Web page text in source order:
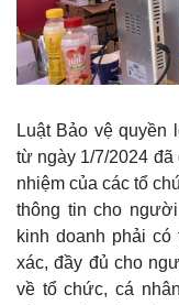
Kinh tế
Bất động sản
Luật Bảo vệ
từ ngày 1/7/2024 đã
nhiệm của các tổ
thông tin cho
kinh doanh phải có
xác, đầy đủ cho
về tổ chức, cá